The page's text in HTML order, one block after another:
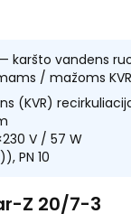
karšto vandens
/ mažoms
(KVR)
V / 57 W
PN 10
Z 20/7-3